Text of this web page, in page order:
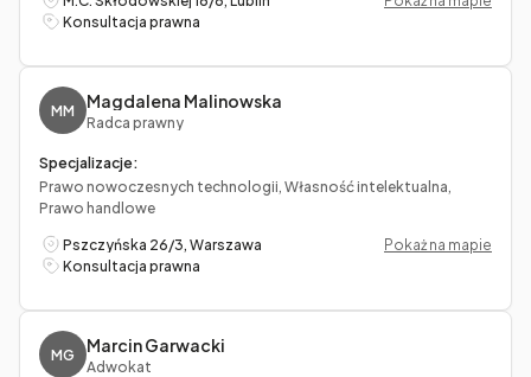
Konsultacja prawna
MM Magdalena Malinowska
Radca prawny
Specjalizacje:
Prawo nowoczesnych technologii, Własność intelektualna,
Prawo handlowe
Pszczyńska 26/3, Warszawa
Pokaż na mapie
Konsultacja prawna
MG Marcin Garwacki
Adwokat